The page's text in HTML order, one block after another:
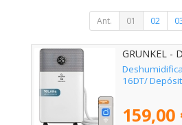
Ant. 01 02
GRUNKEL -
16DT/
159,00